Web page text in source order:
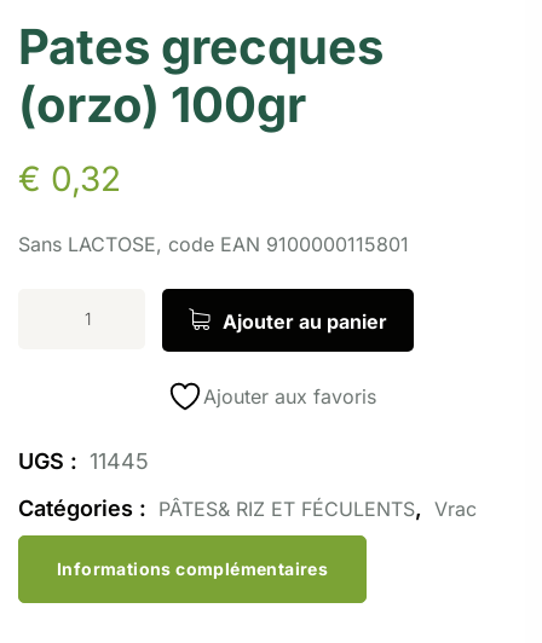
Pates grecques
(orzo) 100gr
€ 0,32
Sans LACTOSE, code EAN 9100000115801
Ajouter au panier
Ajouter aux favoris
UGS : 11445
Catégories : PÂTES& RIZ ET FÉCULENTS, Vrac
Informations complémentaires